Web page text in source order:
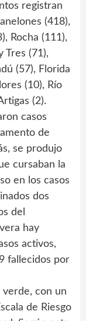
registran
(418),
Rocha (111),
Tres (71),
(57), Florida
(10), Río
(2).
casos
de
se produjo
cursaban la
en los casos
dos
del
hay
activos,
fallecidos por
verde, con un
de Riesgo